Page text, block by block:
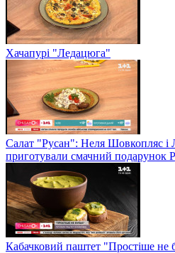
Хачапурі "Ледацюга"
Салат "Русан": Неля Шовкопляс і
приготували смачний подарунок
Кабачковий паштет "Простіше не